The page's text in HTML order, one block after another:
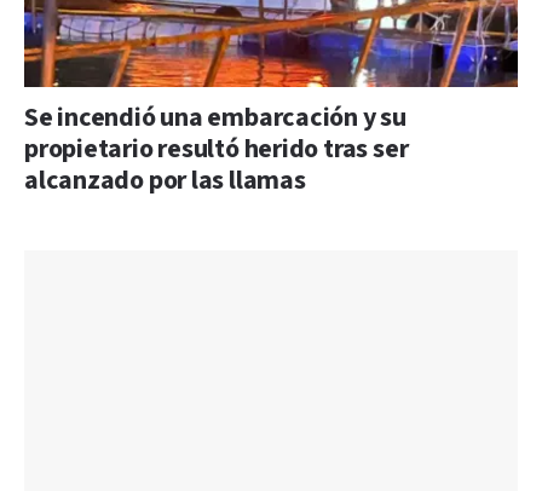
Se incendió una embarcación y su
propietario resultó herido tras ser
alcanzado por las llamas